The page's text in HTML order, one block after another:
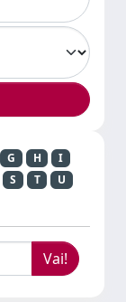
G H
I
S T
U